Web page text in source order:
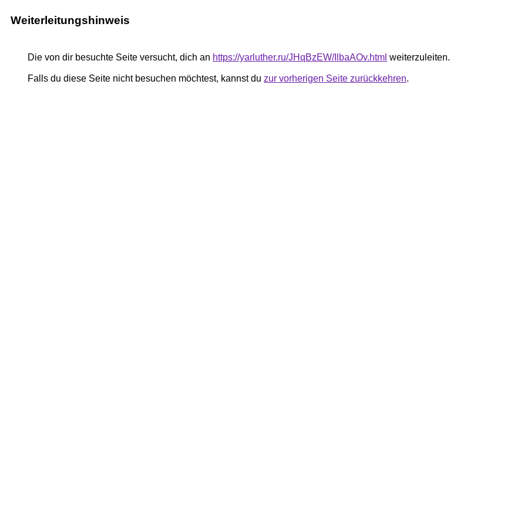
Weiterleitungshinweis
Die von dir besuchte Seite versucht, dich an https://yarluther.ru/JHqBzEW/IlbaAOv.html weiterzuleiten.
Falls du diese Seite nicht besuchen möchtest, kannst du zur vorherigen Seite zurückkehren.